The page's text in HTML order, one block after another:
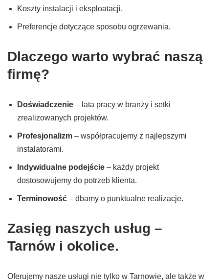
Koszty instalacji i eksploatacji,
Preferencje dotyczące sposobu ogrzewania.
Dlaczego warto wybrać naszą
firmę?
Doświadczenie – lata pracy w branży i setki
zrealizowanych projektów.
Profesjonalizm – współpracujemy z najlepszymi
instalatorami.
Indywidualne podejście – każdy projekt
dostosowujemy do potrzeb klienta.
Terminowość – dbamy o punktualne realizacje.
Zasięg naszych usług –
Tarnów i okolice.
Oferujemy nasze usługi nie tylko w Tarnowie, ale także w